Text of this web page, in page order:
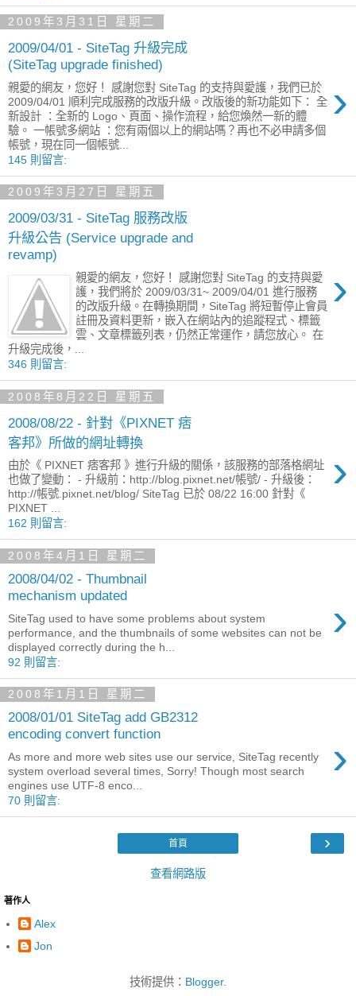
2009年3月31日 星期二
2009/04/01 - SiteTag 升級完成
(SiteTag upgrade finished)
›
親愛的網友，您好！ 感謝您對 SiteTag 的支持與愛護，我們已於
2009/04/01 順利完成服務的改版升級。改版後的新功能如下： 全
新設計 ：全新的 Logo、頁面、操作流程，給您煥然一新的體
驗。 一帳號多網站 ：您有兩個以上的網站嗎？再也不必申請多個
帳號，現在同一個帳號...
145 則留言:
2009年3月27日 星期五
2009/03/31 - SiteTag 服務改版
升級公告 (Service upgrade and
revamp)
›
親愛的網友，您好！ 感謝您對 SiteTag 的支持與愛
護，我們將於 2009/03/31~ 2009/04/01 進行服務
的改版升級。在轉換期間，SiteTag 將短暫停止會員
註冊及資料更新，嵌入在網站內的追蹤程式、標籤
雲、文章標籤列表，仍然正常運作，請您放心。 在
升級完成後，...
346 則留言:
2008年8月22日 星期五
2008/08/22 - 針對《PIXNET 痞
客邦》所做的網址轉換
›
由於《 PIXNET 痞客邦 》進行升級的關係，該服務的部落格網址
也做了變動： - 升級前：http://blog.pixnet.net/帳號/ - 升級後：
http://帳號.pixnet.net/blog/ SiteTag 已於 08/22 16:00 針對《
PIXNET ...
162 則留言:
2008年4月1日 星期二
2008/04/02 - Thumbnail
mechanism updated
›
SiteTag used to have some problems about system
performance, and the thumbnails of some websites can not be
displayed correctly during the h...
92 則留言:
2008年1月1日 星期二
2008/01/01 SiteTag add GB2312
encoding convert function
›
As more and more web sites use our service, SiteTag recently
system overload several times, Sorry! Though most search
engines use UTF-8 enco...
70 則留言:
›
首頁
查看網路版
著作人
Alex
Jon
技術提供： Blogger.